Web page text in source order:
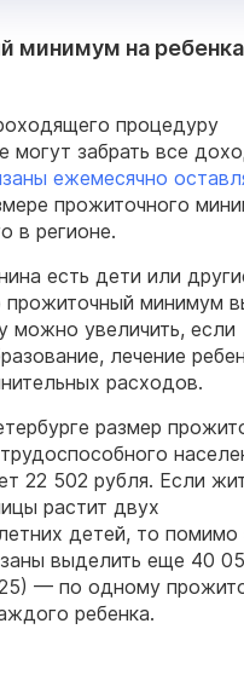
минимум на
процедуру
могут забрать все
ежемесячно
прожиточного
в регионе.
есть дети или
минимум
можно увеличить, если
лечение
расходов.
размер
22 502 рубля. Если
растит двух
детей, то помимо
выделить еще 40
— по одному
ребенка.